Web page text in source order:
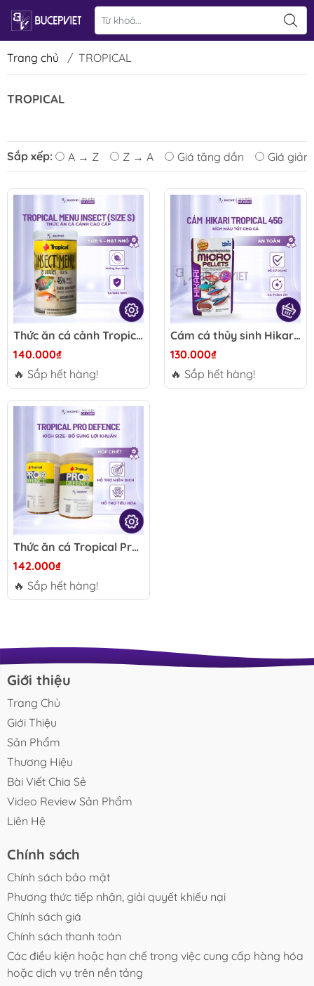
Trang chủ / TROPICAL
TROPICAL
Sắp xếp: A → Z Z → A Giá tăng dần Giá
Thức ăn cá cảnh Tropical Insect Menu Granules Size S 100g/300g - Giàu protein côn trùng, hỗ trợ tăng trưởng và tiêu hóa cho cá cảnh
140.000₫
🔥 Sắp hết hàng!
Cám cá thủy sinh Hikari Tropical Micro Pellets 45g - Tăng màu cá neon, hạt nổi chìm chậm, giàu dinh dưỡng
130.000₫
🔥 Sắp hết hàng!
Thức ăn cá Tropical Pro Defence chiết 100g/300g/500g size S-M - Tăng size nhanh, tăng miễn dịch, hỗ trợ tiêu hóa với lợi khuẩn
142.000₫
🔥 Sắp hết hàng!
Giới thiệu
Trang Chủ
Giới Thiệu
Sản Phẩm
Thương Hiệu
Bài Viết Chia Sẻ
Video Review Sản Phẩm
Liên Hệ
Chính sách
Chính sách bảo mật
Phương thức tiếp nhận, giải quyết khiếu nại
Chính sách giá
Chính sách thanh toán
Các điều kiện hoặc hạn chế trong việc cung cấp hàng hóa
hoặc dịch vụ trên nền tảng